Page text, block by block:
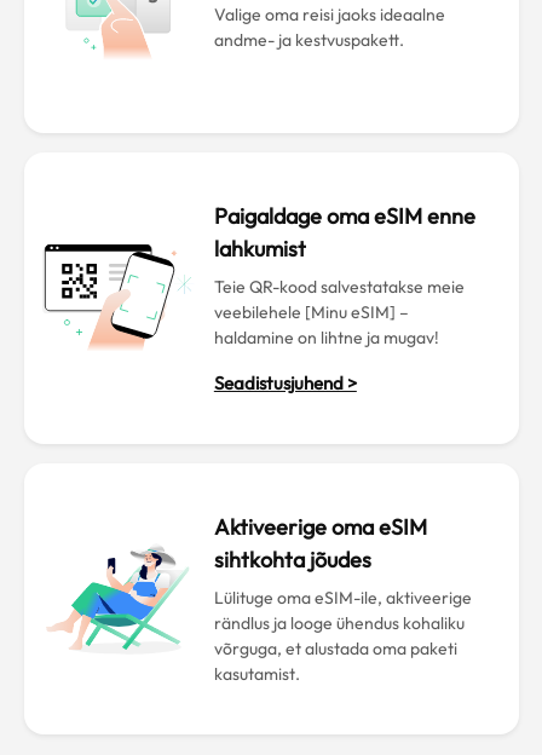
Valige oma reisi jaoks ideaalne
andme- ja kestvuspakett.
Paigaldage oma eSIM enne
lahkumist
Teie QR-kood salvestatakse meie
veebilehele [Minu eSIM] –
haldamine on lihtne ja mugav!
Seadistusjuhend >
Aktiveerige oma eSIM
sihtkohta jõudes
Lülituge oma eSIM-ile, aktiveerige
rändlus ja looge ühendus kohaliku
võrguga, et alustada oma paketi
kasutamist.